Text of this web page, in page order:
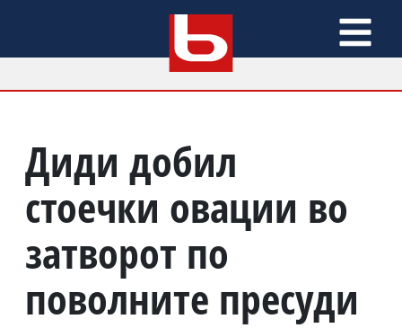
Диди добил
стоечки овации во
затворот по
поволните пресуди